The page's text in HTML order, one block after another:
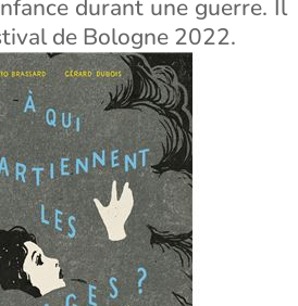
durant une guerre. Il
de Bologne 2022.